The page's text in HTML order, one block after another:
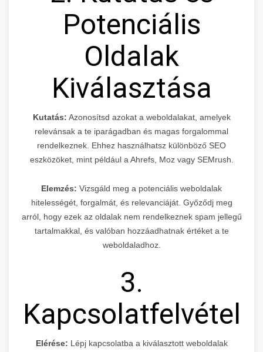
Potenciális
Oldalak
Kiválasztása
Kutatás: Azonosítsd azokat a weboldalakat, amelyek
relevánsak a te iparágadban és magas forgalommal
rendelkeznek. Ehhez használhatsz különböző SEO
eszközöket, mint például a Ahrefs, Moz vagy SEMrush.
Elemzés: Vizsgáld meg a potenciális weboldalak
hitelességét, forgalmát, és relevanciáját. Győződj meg
arról, hogy ezek az oldalak nem rendelkeznek spam jellegű
tartalmakkal, és valóban hozzáadhatnak értéket a te
weboldaladhoz.
3.
Kapcsolatfelvétel
Elérése: Lépj kapcsolatba a kiválasztott weboldalak